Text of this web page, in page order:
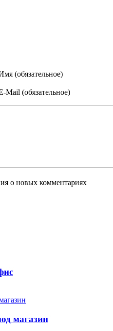
(обязательное)
Mail (обязательное)
о новых комментариях
магазин